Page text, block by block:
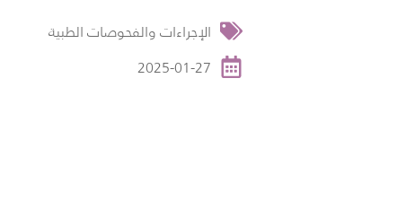
الإجراءات والفحوصات الطبية
2025-01-27